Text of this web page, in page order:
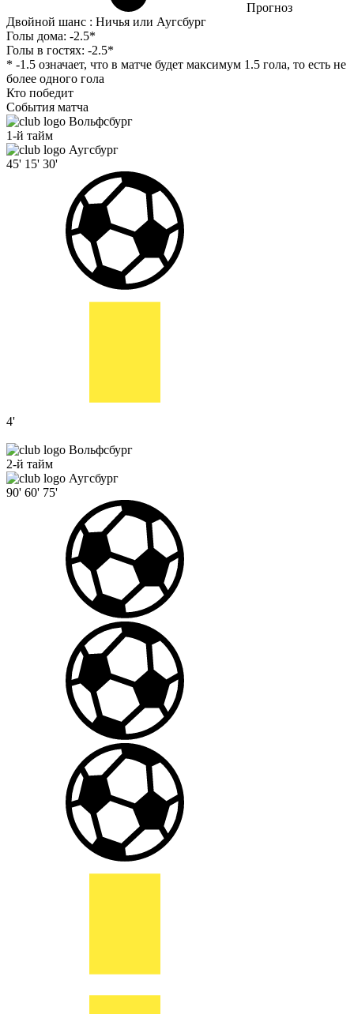
Прогноз
Двойной шанс : Ничья или Аугсбург
Голы дома: -2.5*
Голы в гостях: -2.5*
* -1.5 означает, что в матче будет максимум 1.5 гола, то есть не
более одного гола
Кто победит
События матча
Вольфсбург
1-й тайм
Аугсбург
45' 15' 30'
4'
Вольфсбург
2-й тайм
Аугсбург
90' 60' 75'